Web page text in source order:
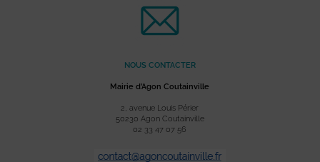
NOUS CONTACTER
Mairie d’Agon Coutainville
2, avenue Louis Périer
50230 Agon Coutainville
02 33 47 07 56